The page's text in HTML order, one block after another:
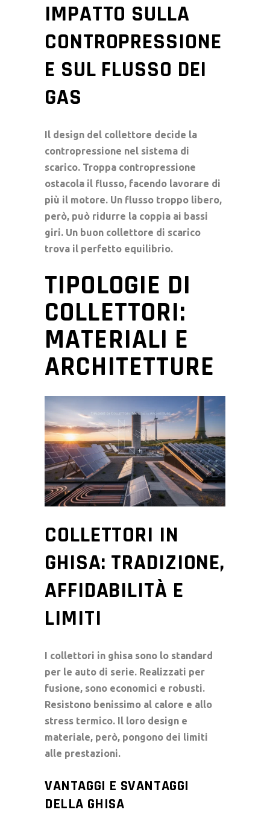
IMPATTO SULLA
CONTROPRESSIONE
E SUL FLUSSO DEI
GAS
Il design del collettore decide la
contropressione nel sistema di
scarico. Troppa contropressione
ostacola il flusso, facendo lavorare di
più il motore. Un flusso troppo libero,
però, può ridurre la coppia ai bassi
giri. Un buon collettore di scarico
trova il perfetto equilibrio.
TIPOLOGIE DI
COLLETTORI:
MATERIALI E
ARCHITETTURE
COLLETTORI IN
GHISA: TRADIZIONE,
AFFIDABILITÀ E
LIMITI
I collettori in ghisa sono lo standard
per le auto di serie. Realizzati per
fusione, sono economici e robusti.
Resistono benissimo al calore e allo
stress termico. Il loro design e
materiale, però, pongono dei limiti
alle prestazioni.
VANTAGGI E SVANTAGGI
DELLA GHISA